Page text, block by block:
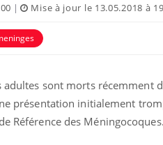
| Mise à jour le 13.05.2018 à
sont morts récemment
présentation initialement
Référence des Méningocoques.